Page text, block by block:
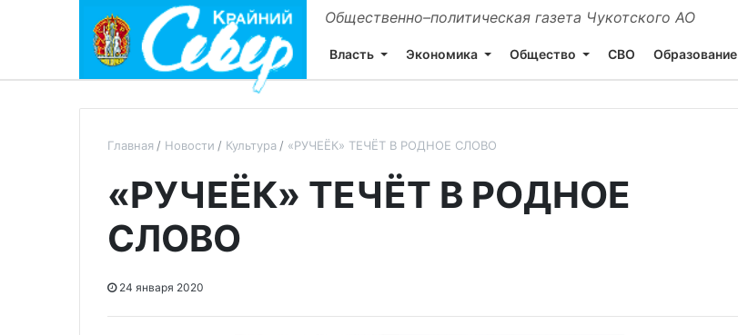
Общественно–политическая газета Чукотского АО
Власть Экономика Общество СВО Образование
Главная Новости Культура «РУЧЕЁК» ТЕЧЁТ В РОДНОЕ СЛОВО
«РУЧЕЁК» ТЕЧЁТ В РОДНОЕ
СЛОВО
24 января 2020